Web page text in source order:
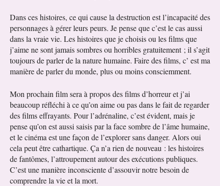
Dans ces histoires, ce qui cause la destruction est l’incapacité des
personnages à gérer leurs peurs. Je pense que c’est le cas aussi
dans la vraie vie. Les histoires que je choisis ou les films que
j’aime ne sont jamais sombres ou horribles gratuitement ; il s’agit
toujours de parler de la nature humaine. Faire des films, c’ est ma
manière de parler du monde, plus ou moins consciemment.
Mon prochain film sera à propos des films d’horreur et j’ai
beaucoup réfléchi à ce qu’on aime ou pas dans le fait de regarder
des films effrayants. Pour l’adrénaline, c’est évident, mais je
pense qu’on est aussi saisis par la face sombre de l’âme humaine,
et le cinéma est une façon de l’explorer sans danger. Alors oui
cela peut être cathartique. Ça n’a rien de nouveau : les histoires
de fantômes, l’attroupement autour des exécutions publiques.
C’est une manière inconsciente d’assouvir notre besoin de
comprendre la vie et la mort.